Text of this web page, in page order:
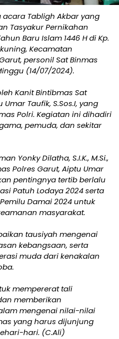
acara Tabligh Akbar yang
Tasyakur Pernikahan
Baru Islam 1446 H di Kp.
Kecamatan
personil Sat Binmas
(14/07/2024).
Kanit Bintibmas Sat
Taufik, S.Sos.I, yang
Polri. Kegiatan ini dihadiri
pemuda, dan sekitar
Yonky Dilatha, S.I.K., M.Si.,
Polres Garut, Aiptu Umar
pentingnya tertib berlalu
Patuh Lodaya 2024 serta
Damai 2024 untuk
masyarakat.
tausiyah mengenai
kebangsaan, serta
muda dari kenakalan
mempererat tali
memberikan
mengenai nilai-nilai
yang harus dijunjung
hari. (C.Ali)